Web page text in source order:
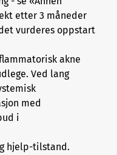
etter 3 måneder
vurderes oppstart
akne
Ved lang
med
i
hjelp-tilstand.